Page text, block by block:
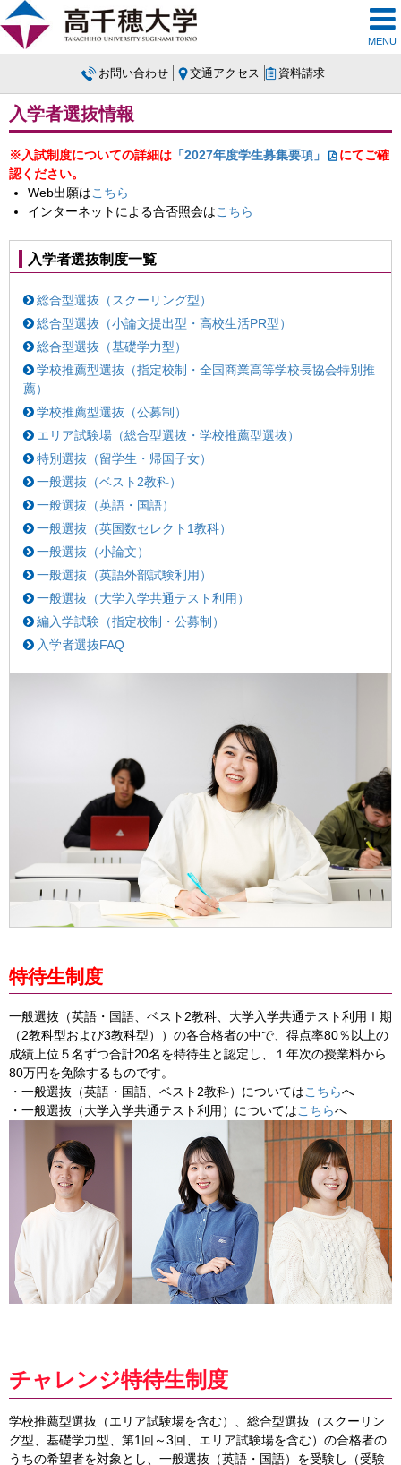
MENU
お問い合わせ 交通アクセス 資料請求
入学者選抜情報
※入試制度についての詳細は 「2027年度学生募集要項」
にてご確
認ください。
Web出願はこちら
インターネットによる合否照会はこちら
入学者選抜制度一覧
総合型選抜（スクーリング型）
総合型選抜（小論文提出型・高校生活PR型）
総合型選抜（基礎学力型）
学校推薦型選抜（指定校制・全国商業高等学校長協会特別推
薦）
学校推薦型選抜（公募制）
エリア試験場（総合型選抜・学校推薦型選抜）
特別選抜（留学生・帰国子女）
一般選抜（ベスト2教科）
一般選抜（英語・国語）
一般選抜（英国数セレクト1教科）
一般選抜（小論文）
一般選抜（英語外部試験利用）
一般選抜（大学入学共通テスト利用）
編入学試験（指定校制 ・公募制）
入学者選抜FAQ
特待生制度
一般選抜（英語・国語、ベスト2教科、大学入学共通テスト利用Ⅰ期
（2教科型および3教科型））の各合格者の中で、得点率80％以上の
成績上位５名ずつ合計20名を特待生と認定し、１年次の授業料から
80万円を免除するものです。
・一般選抜（英語・国語、ベスト2教科）についてはこちらへ
・一般選抜（大学入学共通テスト利用）についてはこちらへ
チャレンジ特待生制度
学校推薦型選抜（エリア試験場を含む）、総合型選抜（スクーリン
グ型、基礎学力型、第1回～3回、エリア試験場を含む）の合格者の
うちの希望者を対象とし、一般選抜（英語・国語）を受験し（受験